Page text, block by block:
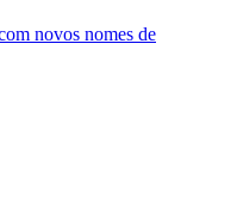
novos nomes de